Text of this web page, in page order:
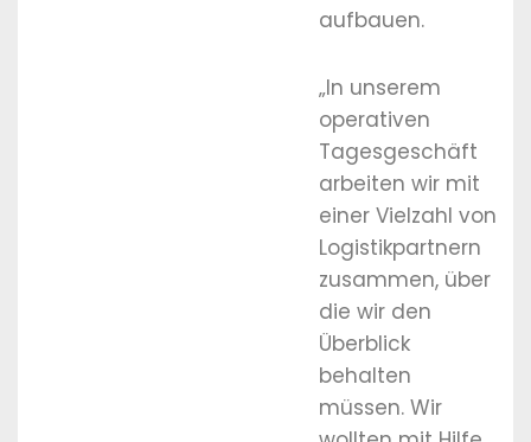
aufbauen.
„In unserem
operativen
Tagesgeschäft
arbeiten wir mit
einer Vielzahl von
Logistikpartnern
zusammen, über
die wir den
Überblick
behalten
müssen. Wir